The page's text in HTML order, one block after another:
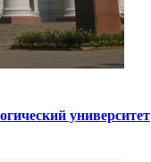
университет